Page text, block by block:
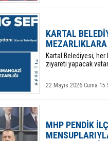
KARTAL
Kartal Belediyesi, her
ziyareti yapacak
22 Mayıs 2026 Cuma
MHP PENDİK